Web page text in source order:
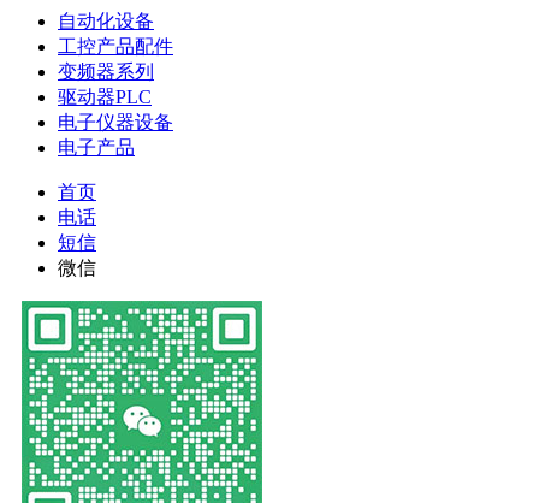
自动化设备
工控产品配件
变频器系列
驱动器PLC
电子仪器设备
电子产品
首页
电话
短信
微信